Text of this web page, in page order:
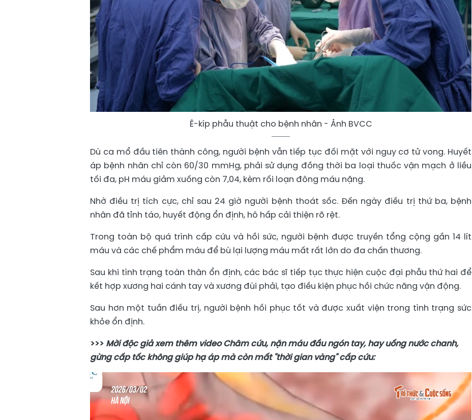
Ê-kíp phẫu thuật cho bệnh nhân - Ảnh BVCC
Dù ca mổ đầu tiên thành công, người bệnh vẫn tiếp tục đối mặt với nguy cơ tử vong. Huyết
áp bệnh nhân chỉ còn 60/30 mmHg, phải sử dụng đồng thời ba loại thuốc vận mạch ở liều
tối đa, pH máu giảm xuống còn 7,04, kèm rối loạn đông máu nặng.
Nhờ điều trị tích cực, chỉ sau 24 giờ người bệnh thoát sốc. Đến ngày điều trị thứ ba, bệnh
nhân đã tỉnh táo, huyết động ổn định, hô hấp cải thiện rõ rệt.
Trong toàn bộ quá trình cấp cứu và hồi sức, người bệnh được truyền tổng cộng gần 14 lít
máu và các chế phẩm máu để bù lại lượng máu mất rất lớn do đa chấn thương.
Sau khi tình trạng toàn thân ổn định, các bác sĩ tiếp tục thực hiện cuộc đại phẫu thứ hai để
kết hợp xương hai cánh tay và xương đùi phải, tạo điều kiện phục hồi chức năng vận động.
Sau hơn một tuần điều trị, người bệnh hồi phục tốt và được xuất viện trong tình trạng sức
khỏe ổn định.
>>> Mời độc giả xem thêm video Châm cứu, nặn máu đầu ngón tay, hay uống nước chanh,
gừng cấp tốc không giúp hạ áp mà còn mất "thời gian vàng" cấp cứu: